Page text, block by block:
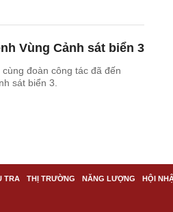
Vùng Cảnh sát biển 3
đoàn công tác đã đến
sát biển 3.
TRA THỊ TRƯỜNG NĂNG LƯỢNG HỘI